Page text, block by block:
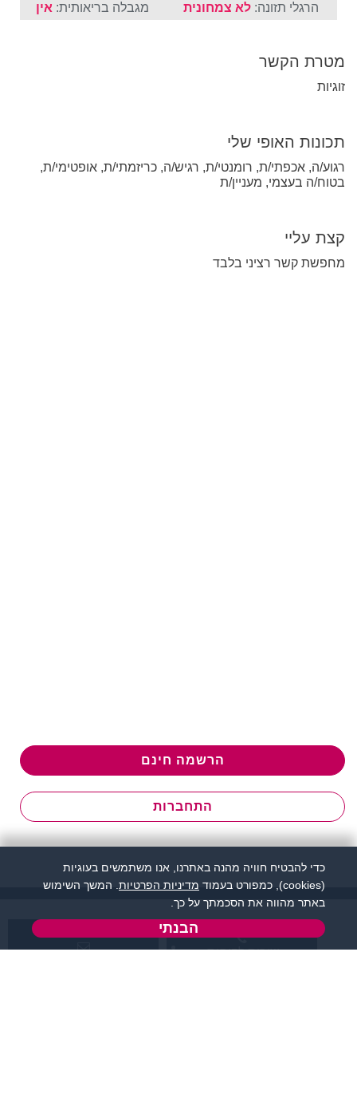
הרגלי תזונה: לא צמחונית מגבלה בריאותית: אין
מטרת הקשר
זוגיות
תכונות האופי שלי
רגוע/ה, אכפתי/ת, רומנטי/ת, רגיש/ה, כריזמתי/ת, אופטימי/ת,
בטוח/ה בעצמי, מעניין/ת
קצת עליי
מחפשת קשר רציני בלבד
הרשמה חינם
התחברות
שירות לקוחות:
כדי להבטיח חוויה מהנה באתרנו, אנו משתמשים בעוגיות
(cookies), כמפורט בעמוד
מדיניות הפרטיות . המשך השימוש
באתר מהווה את הסכמתך על כך.
הבנתי